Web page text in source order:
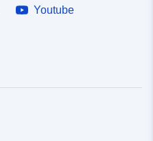
Youtube